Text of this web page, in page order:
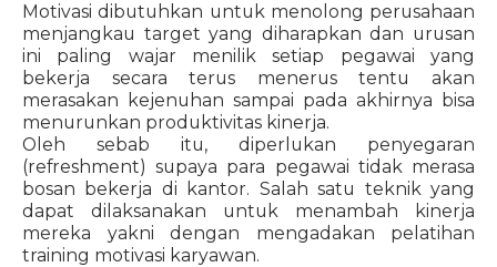
Motivasi dibutuhkan untuk menolong perusahaan
menjangkau target yang diharapkan dan urusan
ini paling wajar menilik setiap pegawai yang
bekerja secara terus menerus tentu akan
merasakan kejenuhan sampai pada akhirnya bisa
menurunkan produktivitas kinerja.
Oleh sebab itu, diperlukan penyegaran
(refreshment) supaya para pegawai tidak merasa
bosan bekerja di kantor. Salah satu teknik yang
dapat dilaksanakan untuk menambah kinerja
mereka yakni dengan mengadakan pelatihan
training motivasi karyawan.